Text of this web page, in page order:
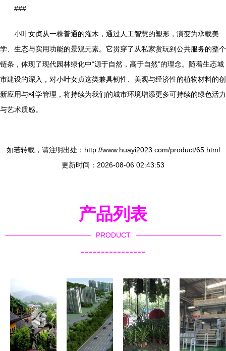
###
小叶女贞从一株普通的灌木，通过人工智慧的塑形，演变为承载美
学、生态与实用功能的景观元素。它贯穿了从私家赏玩到公共服务的整个
链条，体现了现代园林绿化中“源于自然，高于自然”的理念。随着生态城
市建设的深入，对小叶女贞这类兼具韧性、美观与经济性的植物材料的创
新应用与科学管理，将持续为我们的城市环境增添更多可持续的绿色活力
与艺术质感。
如若转载，请注明出处：http://www.huayi2023.com/product/65.html
更新时间：2026-08-06 02:43:53
产品列表
PRODUCT
----------------